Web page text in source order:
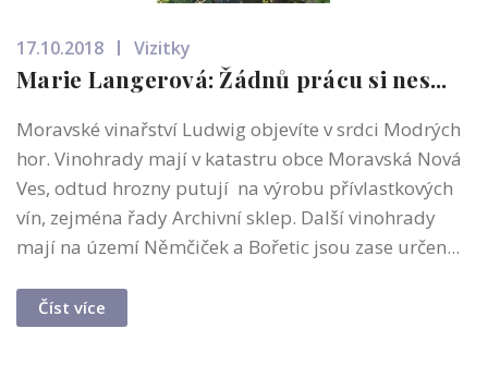
17.10.2018 Vizitky
Marie Langerová: Žádnů prácu si nes...
Moravské vinařství Ludwig objevíte v srdci Modrých
hor. Vinohrady mají v katastru obce Moravská Nová
Ves, odtud hrozny putují na výrobu přívlastkových
vín, zejména řady Archivní sklep. Další vinohrady
mají na území Němčiček a Bořetic jsou zase určen...
Číst více